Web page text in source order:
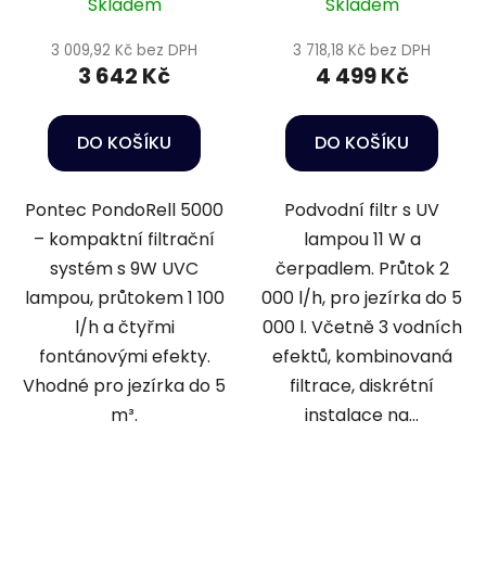
3 009,92 Kč bez DPH
3 642 Kč
DO KOŠÍKU
Pontec PondoRell 5000
– kompaktní filtrační
systém s 9W UVC
lampou, průtokem 1 100
l/h a čtyřmi
fontánovými efekty.
Vhodné pro jezírka do 5
m³.
3 718,18 Kč bez DPH
4 499 Kč
DO KOŠÍKU
Podvodní filtr s UV
lampou 11 W a
čerpadlem. Průtok 2
000 l/h, pro jezírka do 5
000 l. Včetně 3 vodních
efektů, kombinovaná
filtrace, diskrétní
instalace na...